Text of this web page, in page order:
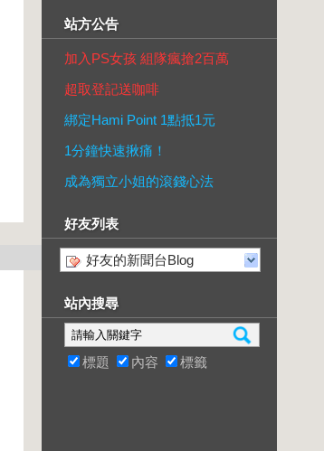
站方公告
加入PS女孩 組隊瘋搶2百萬
超取登記送咖啡
綁定Hami Point 1點抵1元
1分鐘快速揪痛！
成為獨立小姐的滾錢心法
好友列表
好友的新聞台Blog
站內搜尋
標題 內容 標籤